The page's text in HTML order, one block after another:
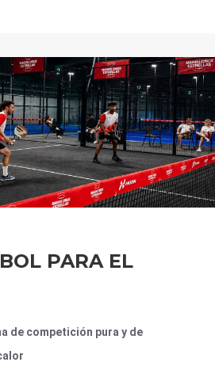
PARA EL
de competición pura y de